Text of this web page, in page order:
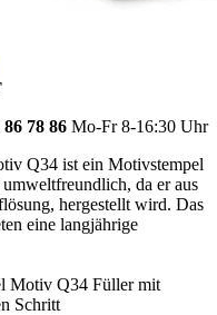
78 86 Mo-Fr 8-16:30 Uhr
Q34 ist ein Motivstempel
da er aus
hergestellt wird. Das
eine langjährige
Motiv Q34 Füller mit
Schritt